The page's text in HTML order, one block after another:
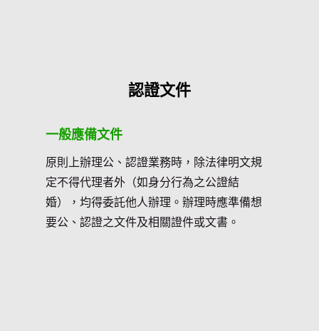
認證文件
一般應備文件
原則上辦理公、認證業務時，除法律明文規
定不得代理者外（如身分行為之公證結
婚），均得委託他人辦理。辦理時應準備想
要公、認證之文件及相關證件或文書。